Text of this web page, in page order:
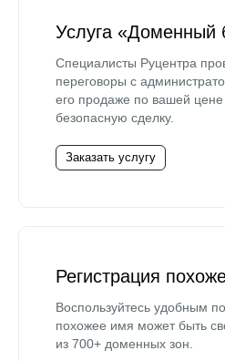
Услуга «Доменный
Специалисты Руцентра
переговоры с
его продаже по вашей цене
безопасную сделку.
Заказать услугу
Регистрация
Воспользуйтесь удобным
похожее имя может быть
из 700+ доменных зон.